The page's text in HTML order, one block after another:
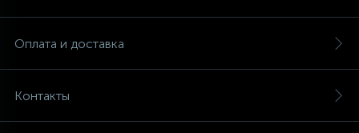
Оплата и доставка
Контакты